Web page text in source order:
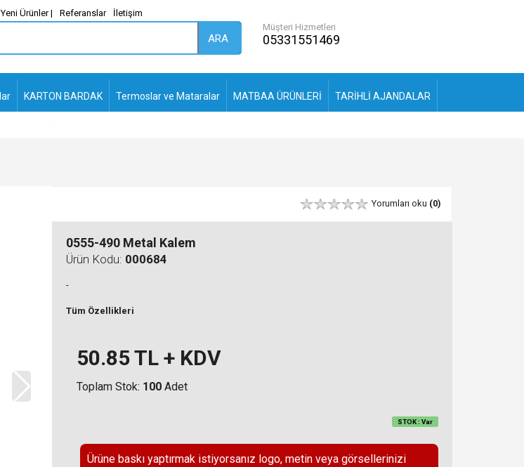
Yeni Ürünler | Referanslar İletişim
ARA
Müşteri Hizmetleri
05331551469
KARTON BARDAK Termoslar ve Mataralar MATBAA ÜRÜNLERİ TARİHLİ AJANDALAR
Yorumları oku (0)
0555-490 Metal Kalem
Ürün Kodu: 000684
-
Tüm Özellikleri
50.85TL + KDV
Toplam Stok: 100 Adet
STOK : Var
Ürüne baskı yaptırmak istiyorsanız logo, metin veya görsellerinizi